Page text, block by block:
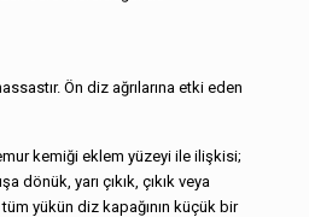
Ön diz ağrılarına etki eden
kemiği eklem yüzeyi ile ilişkisi;
dönük, yarı çıkık, çıkık veya
yükün diz kapağının küçük bir